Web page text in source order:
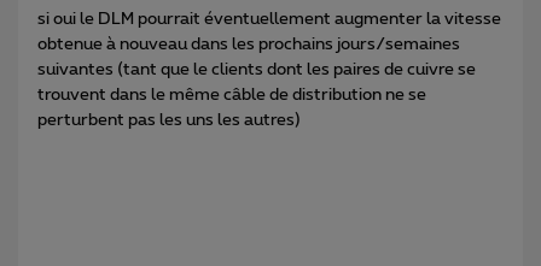
si oui le DLM pourrait éventuellement augmenter la vitesse
obtenue à nouveau dans les prochains jours/semaines
suivantes (tant que le clients dont les paires de cuivre se
trouvent dans le même câble de distribution ne se
perturbent pas les uns les autres)